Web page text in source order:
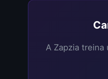
A Zapzia